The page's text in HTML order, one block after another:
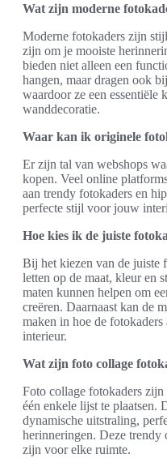
Wat zijn moderne
Moderne fotokaders zijn
zijn om je mooiste
bieden niet alleen een
hangen, maar dragen ook
waardoor ze een essentiële
wanddecoratie.
Waar kan ik originele
Er zijn tal van webshops
kopen. Veel online
aan trendy fotokaders en
perfecte stijl voor jouw
Hoe kies ik de juiste
Bij het kiezen van de juiste
letten op de maat, kleur en
maten kunnen helpen om
creëren. Daarnaast kan de
maken in hoe de
interieur.
Wat zijn foto collage
Foto collage fotokaders zijn
één enkele lijst te plaatsen.
dynamische uitstraling,
herinneringen. Deze trendy
zijn voor elke ruimte.